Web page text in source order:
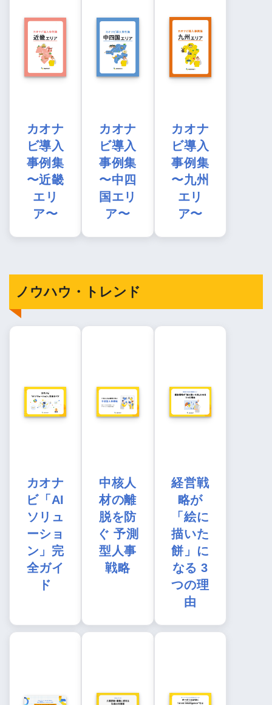
カオナ
ビ導入
事例集
〜近畿
エリ
ア〜
カオナ
ビ導入
事例集
〜中四
国エリ
ア〜
カオナ
ビ導入
事例集
〜九州
エリ
ア〜
ノウハウ・トレンド
カオナ
ビ「AI
ソリュ
ーショ
ン」完
全ガイ
ド
中核人
材の離
脱を防
ぐ 予測
型人事
戦略
経営戦
略が
「絵に
描いた
餅」に
なる 3
つの理
由